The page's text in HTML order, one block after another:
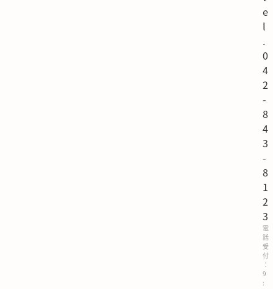
e
l
.
0
4
2
-
8
4
3
-
8
1
2
3
電
話
受
付
：
9
: